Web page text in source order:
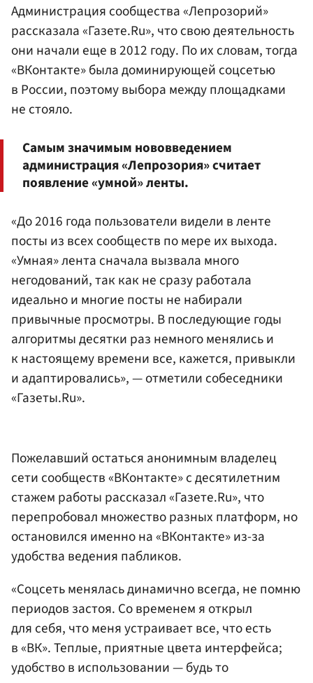
Администрация сообщества «Лепрозорий»
рассказала «Газете.Ru», что свою деятельность
они начали еще в 2012 году. По их словам, тогда
«ВКонтакте» была доминирующей соцсетью
в России, поэтому выбора между площадками
не стояло.
Самым значимым нововведением
администрация «Лепрозория» считает
появление «умной» ленты.
«До 2016 года пользователи видели в ленте
посты из всех сообществ по мере их выхода.
«Умная» лента сначала вызвала много
негодований, так как не сразу работала
идеально и многие посты не набирали
привычные просмотры. В последующие годы
алгоритмы десятки раз немного менялись и
к настоящему времени все, кажется, привыкли
и адаптировались», — отметили собеседники
«Газеты.Ru».
Пожелавший остаться анонимным владелец
сети сообществ «ВКонтакте» с десятилетним
стажем работы рассказал «Газете.Ru», что
перепробовал множество разных платформ, но
остановился именно на «ВКонтакте» из-за
удобства ведения пабликов.
«Соцсеть менялась динамично всегда, не помню
периодов застоя. Со временем я открыл
для себя, что меня устраивает все, что есть
в «ВК». Теплые, приятные цвета интерфейса;
удобство в использовании — будь то